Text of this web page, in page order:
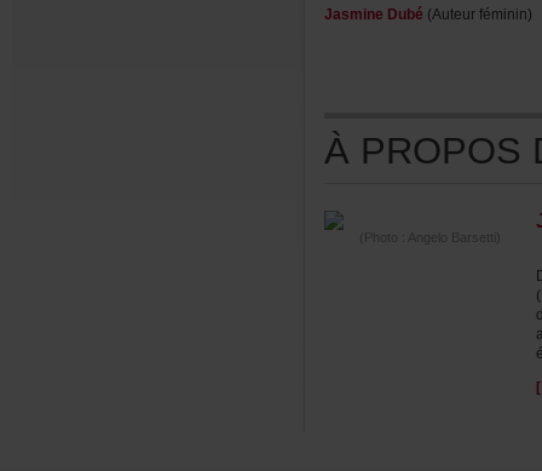
JasmineDubé (Auteurféminin)
(Photo:AngeloBarsetti)